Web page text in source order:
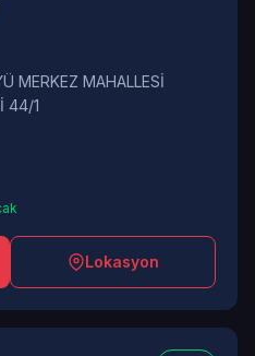
MERKEZ MAHALLESİ
44/1
Lokasyon